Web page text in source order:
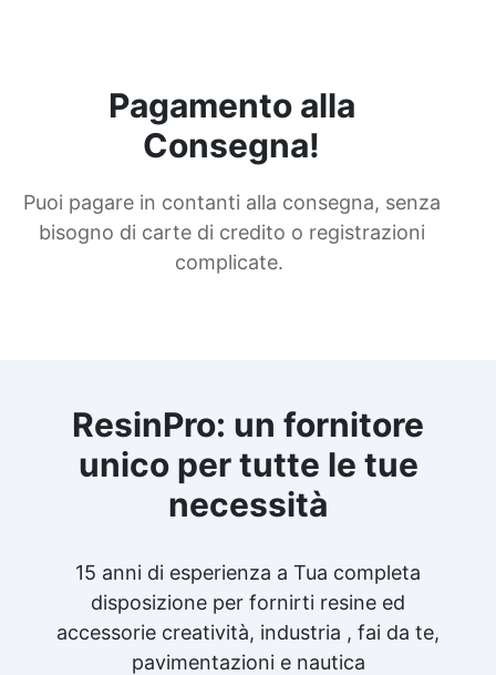
Pagamento alla
Consegna!
Puoi pagare in contanti alla consegna, senza
bisogno di carte di credito o registrazioni
complicate.
ResinPro: un fornitore
unico per tutte le tue
necessità
15 anni di esperienza a Tua completa
disposizione per fornirti resine ed
accessorie creatività, industria , fai da te,
pavimentazioni e nautica